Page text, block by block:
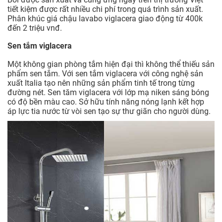
tiết kiệm được rất nhiều chi phí trong quá trình sản xuất.
Phân khúc giá chậu lavabo viglacera giao động từ 400k
đến 2 triệu vnđ.
Sen tắm viglacera
Một không gian phòng tắm hiện đại thì không thể thiếu sản
phẩm sen tắm. Với sen tắm viglacera với công nghệ sản
xuất Italia tạo nên những sản phẩm tinh tế trong từng
đường nét. Sen tăm viglacera với lớp mạ niken sáng bóng
có độ bền màu cao. Sở hữu tính năng nóng lạnh kết hợp
áp lực tia nước từ vòi sen tạo sự thư giãn cho người dùng.